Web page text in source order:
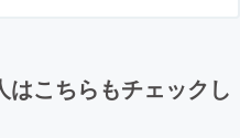
はこちらもチェックし